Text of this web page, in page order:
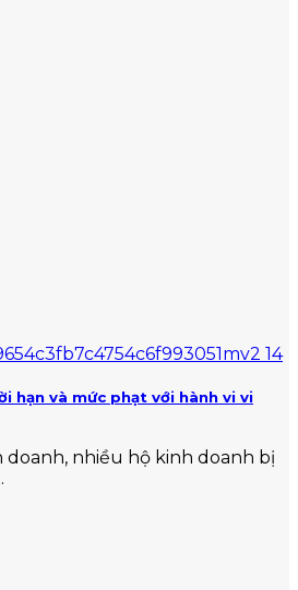
hạn và mức phạt với hành vi vi
nhiều hộ kinh doanh bị